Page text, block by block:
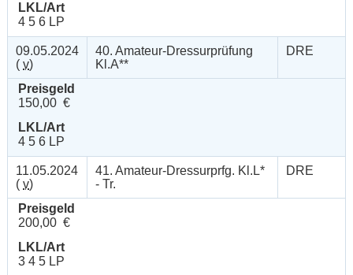
LKL/Art
4 5 6 LP
09.05.2024
( v)
40. Amateur-Dressurprüfung
Kl.A**
DRE
Preisgeld
150,00 €
LKL/Art
4 5 6 LP
11.05.2024
( v)
41. Amateur-Dressurprfg. Kl.L*
- Tr.
DRE
Preisgeld
200,00 €
LKL/Art
3 4 5 LP